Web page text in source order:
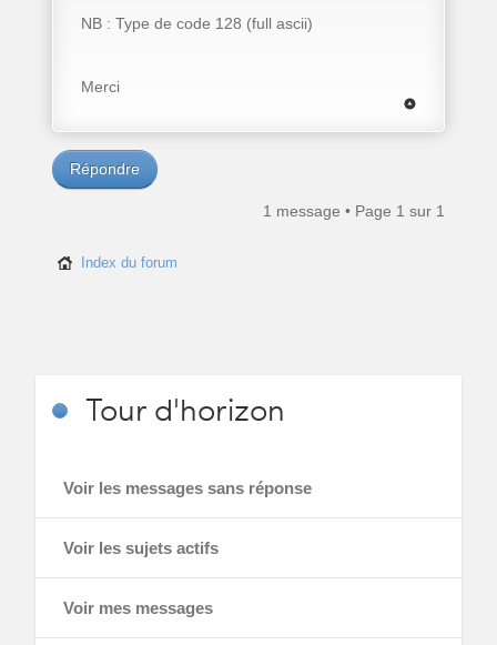
NB : Type de code 128 (full ascii)
Merci
Répondre
1 message • Page 1 sur 1
Index du forum
Tourd'horizon
Voir les messages sans réponse
Voir les sujets actifs
Voir mes messages